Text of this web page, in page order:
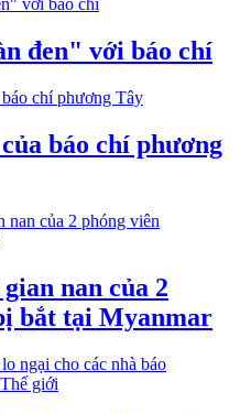
đen" với báo chí
báo chí phương
nan của 2
bắt tại Myanmar